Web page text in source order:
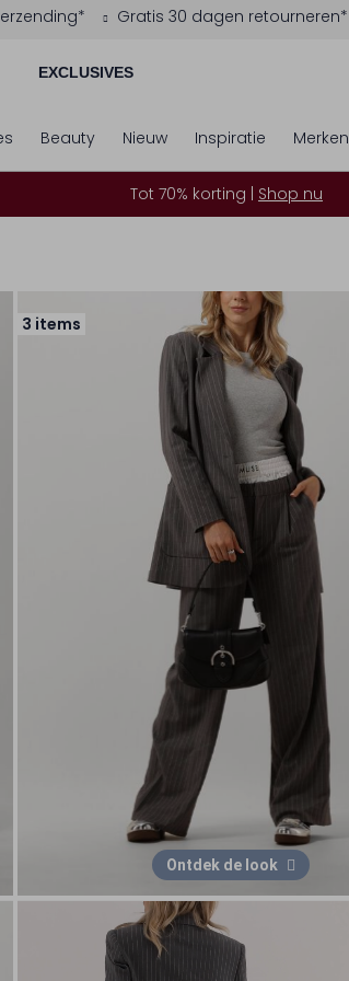
Gratis 30 dagen retourneren*
EXCLUSIVES
Beauty Nieuw Inspiratie Merken
Tot 70% korting | Shop nu
3 items
Ontdek de look